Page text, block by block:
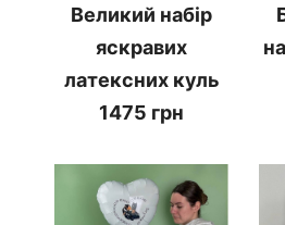
Великий набір
яскравих
латексних куль
1475 грн